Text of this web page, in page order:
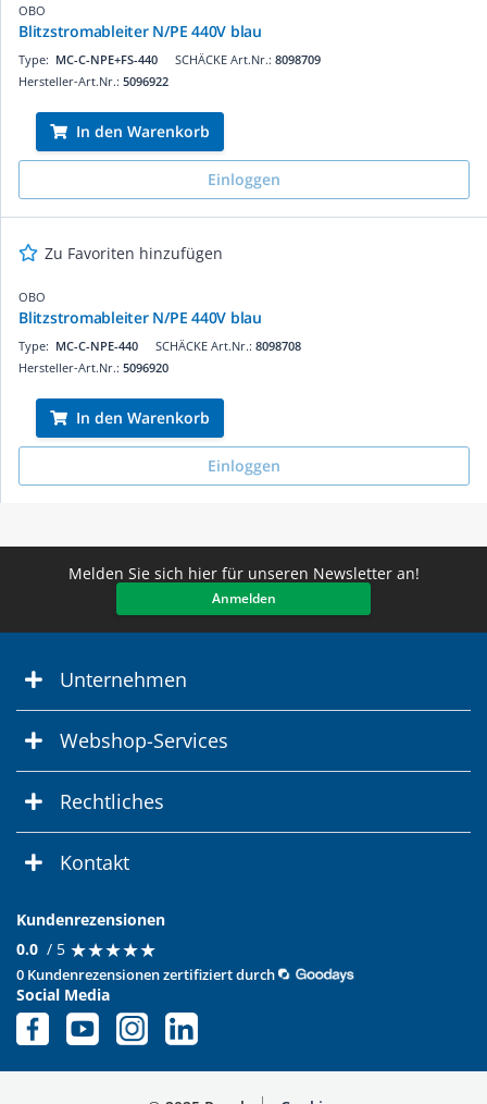
OBO
Blitzstromableiter N/PE 440V blau
SCHÄCKE Art.Nr.: 8098709
Type: MC-C-NPE+FS-440
Hersteller-Art.Nr.: 5096922
In den Warenkorb
Einloggen
Zu Favoriten hinzufügen
OBO
Blitzstromableiter N/PE 440V blau
SCHÄCKE Art.Nr.: 8098708
Type: MC-C-NPE-440
Hersteller-Art.Nr.: 5096920
In den Warenkorb
Einloggen
Melden Sie sich hier für unseren Newsletter an!
Anmelden
Unternehmen
Webshop-Services
Rechtliches
Kontakt
Kundenrezensionen
0.0 / 5 ★★★★★
★★★★★
0 Kundenrezensionen zertifiziert durch
Social Media